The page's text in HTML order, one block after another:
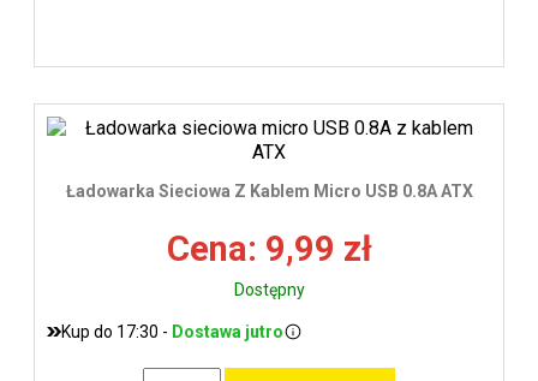
Ładowarka Sieciowa Z Kablem Micro USB 0.8A ATX
Cena: 9,99 zł
Dostępny
Kup do 17:30 - Dostawa jutro